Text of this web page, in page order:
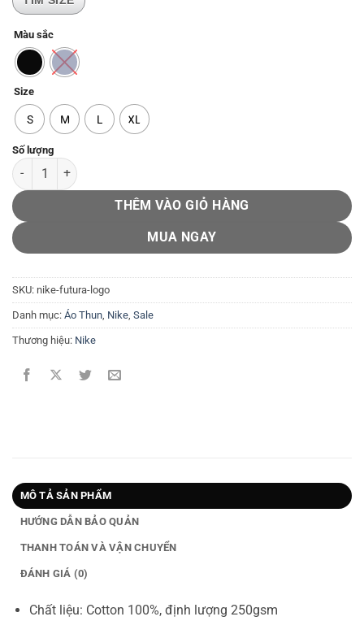
Màu sắc
Size
S M L XL
Nike Futura Logo số lượng
THÊM VÀO GIỎ HÀNG
MUA NGAY
SKU: nike-futura-logo
Danh mục: Áo Thun Nike Sale
Thương hiệu: Nike
MÔ TẢ SẢN PHẨM
HƯỚNG DẪN BẢO QUẢN
THANH TOÁN VÀ VẬN CHUYỂN
ĐÁNH GIÁ (0)
Chất liệu: Cotton 100%, định lượng 250gsm